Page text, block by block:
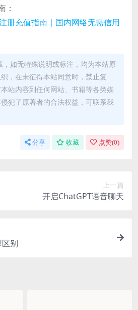
：
册充值指南｜国内网络无需信用
，如无特殊说明或标注，均为本站原
，在未征得本站同意时，禁止复
站内容到任何网站、书籍等各类媒
犯了原著者的合法权益，可联系我
分享 收藏 点赞(0)
上一篇
开启ChatGPT语音聊天
别